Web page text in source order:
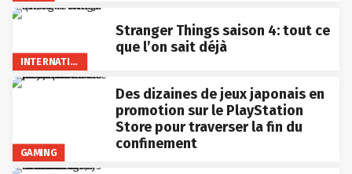
INTERNATIONAL
Stranger Things saison 4: tout ce
que l’on sait déjà
GAMING
Des dizaines de jeux japonais en
promotion sur le PlayStation
Store pour traverser la fin du
confinement